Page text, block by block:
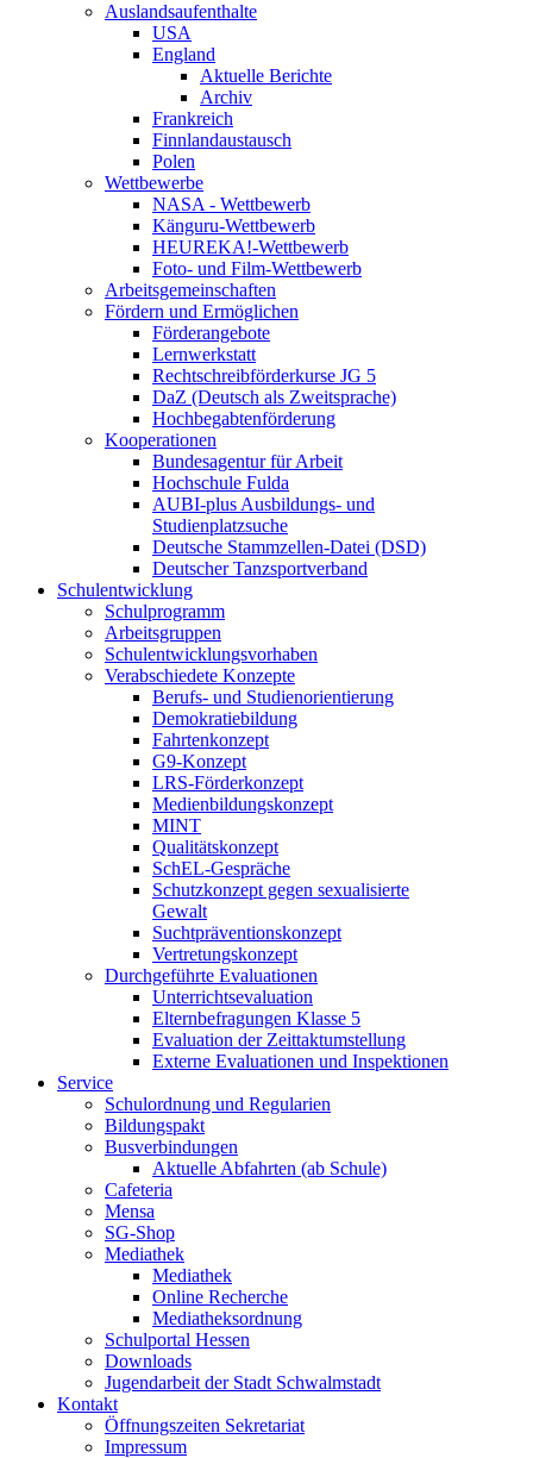
Auslandsaufenthalte
USA
England
Aktuelle Berichte
Archiv
Frankreich
Finnlandaustausch
Polen
Wettbewerbe
NASA - Wettbewerb
Känguru-Wettbewerb
HEUREKA!-Wettbewerb
Foto- und Film-Wettbewerb
Arbeitsgemeinschaften
Fördern und Ermöglichen
Förderangebote
Lernwerkstatt
Rechtschreibförderkurse JG 5
DaZ (Deutsch als Zweitsprache)
Hochbegabtenförderung
Kooperationen
Bundesagentur für Arbeit
Hochschule Fulda
AUBI-plus Ausbildungs- und
Studienplatzsuche
Deutsche Stammzellen-Datei (DSD)
Deutscher Tanzsportverband
Schulentwicklung
Schulprogramm
Arbeitsgruppen
Schulentwicklungsvorhaben
Verabschiedete Konzepte
Berufs- und Studienorientierung
Demokratiebildung
Fahrtenkonzept
G9-Konzept
LRS-Förderkonzept
Medienbildungskonzept
MINT
Qualitätskonzept
SchEL-Gespräche
Schutzkonzept gegen sexualisierte
Gewalt
Suchtpräventionskonzept
Vertretungskonzept
Durchgeführte Evaluationen
Unterrichtsevaluation
Elternbefragungen Klasse 5
Evaluation der Zeittaktumstellung
Externe Evaluationen und Inspektionen
Service
Schulordnung und Regularien
Bildungspakt
Busverbindungen
Aktuelle Abfahrten (ab Schule)
Cafeteria
Mensa
SG-Shop
Mediathek
Mediathek
Online Recherche
Mediatheksordnung
Schulportal Hessen
Downloads
Jugendarbeit der Stadt Schwalmstadt
Kontakt
Öffnungszeiten Sekretariat
Impressum